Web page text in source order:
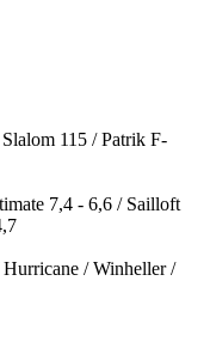
115 / Patrik F-
7,4 - 6,6 / Sailloft
/ Winheller /